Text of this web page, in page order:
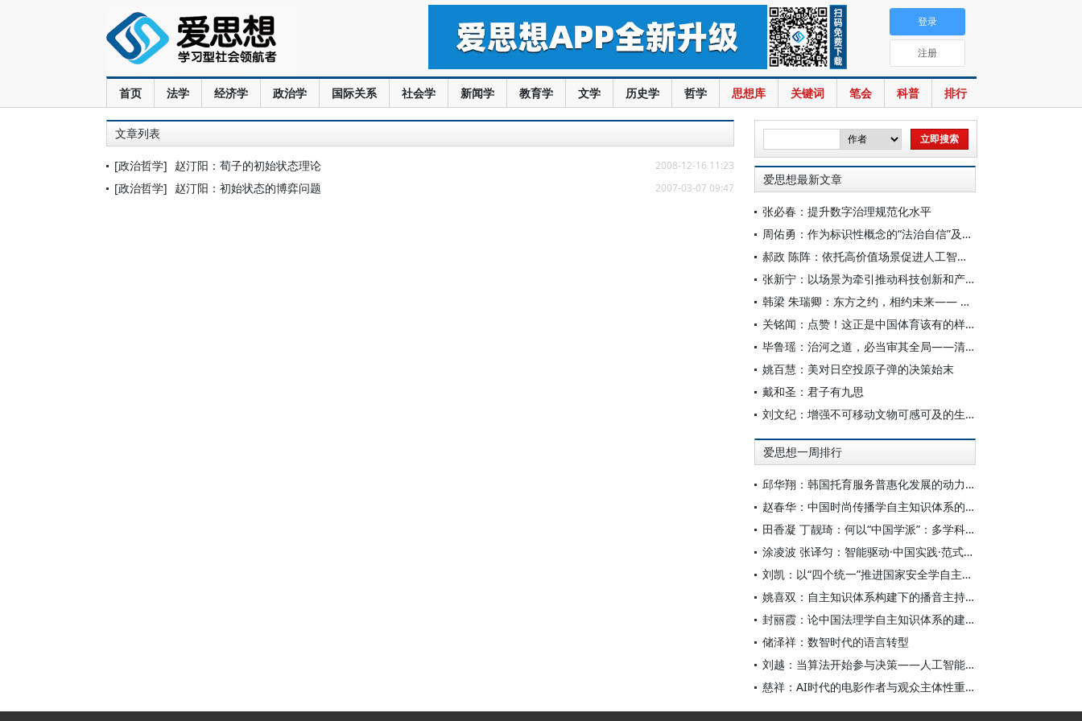
首页 法学 经济学 政治学 国际关系 社会学 新闻学 教育学 文学 历史学 哲学 思想库 关键词 笔会 科普 排行
登录
注册
文章列表
[政治哲学] 赵汀阳：荀子的初始状态理论 2008-12-16 11:23
[政治哲学] 赵汀阳：初始状态的博弈问题 2007-03-07 09:47
爱思想最新文章
张必春：提升数字治理规范化水平
周佑勇：作为标识性概念的“法治自信”及其时代意蕴
郝政 陈阵：依托高价值场景促进人工智能高质量数据集建设
张新宁：以场景为牵引推动科技创新和产业创新深度融合
韩梁 朱瑞卿：东方之约，相约未来—— 中国元首外交的世界情怀与大国气派
关铭闻：点赞！这正是中国体育该有的样子
毕鲁瑶：治河之道，必当审其全局——清代靳辅的治水理念与实践
姚百慧：美对日空投原子弹的决策始末
戴和圣：君子有九思
刘文纪：增强不可移动文物可感可及的生命力
爱思想一周排行
邱华翔：韩国托育服务普惠化发展的动力机制、制度路径与政策效应
赵春华：中国时尚传播学自主知识体系的内在逻辑与实践路径
田香凝 丁靓琦：何以“中国学派”：多学科视野下中国特色新闻传播学建设的研究
涂凌波 张译匀：智能驱动·中国实践·范式创新：“构建中国新闻传播学自主知识体系”专题研讨会综述
刘凯：以“四个统一”推进国家安全学自主知识体系构建
姚喜双：自主知识体系构建下的播音主持高等专业教育研究
封丽霞：论中国法理学自主知识体系的建构
储泽祥：数智时代的语言转型
刘越：当算法开始参与决策——人工智能重塑全球治理的底层逻辑
慈祥：AI时代的电影作者与观众主体性重构